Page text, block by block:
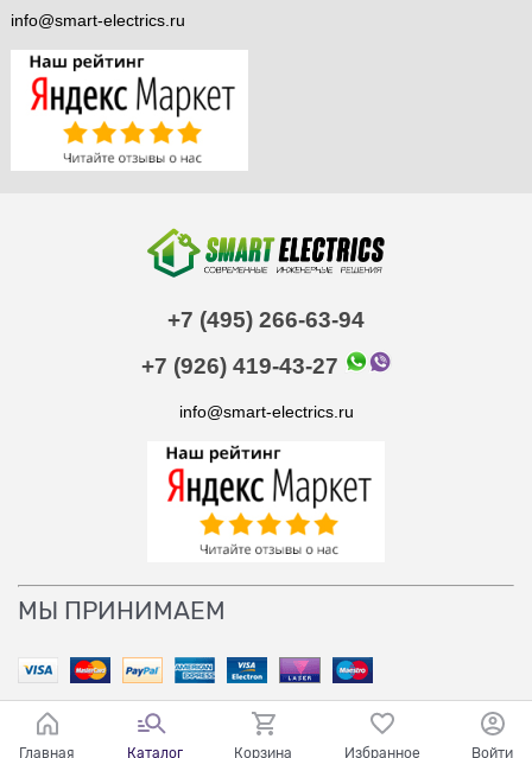
info@smart-electrics.ru
+7 (495) 266-63-94
+7 (926) 419-43-27
info@smart-electrics.ru
МЫ ПРИНИМАЕМ
Главная Каталог Корзина Избранное Войти